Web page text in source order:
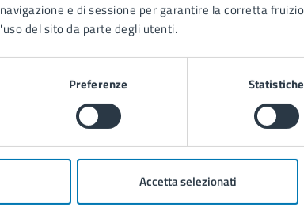
e di sessione per garantire la corretta
del sito da parte degli utenti.
Preferenze Statistiche
Accetta selezionati
il comune
Leggi le domande frequenti
Richiedi assistenza
Prenota appuntamento
in città
Segnala disservizio